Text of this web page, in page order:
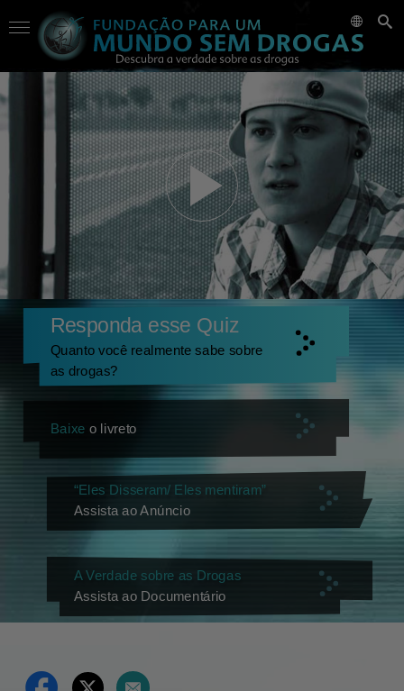
Responda esse Quiz
Quanto você realmente sabe sobre
as drogas?
Baixe o livreto
“Eles Disseram/ Eles mentiram”
Assista ao Anúncio
A Verdade sobre as Drogas
Assista ao Documentário